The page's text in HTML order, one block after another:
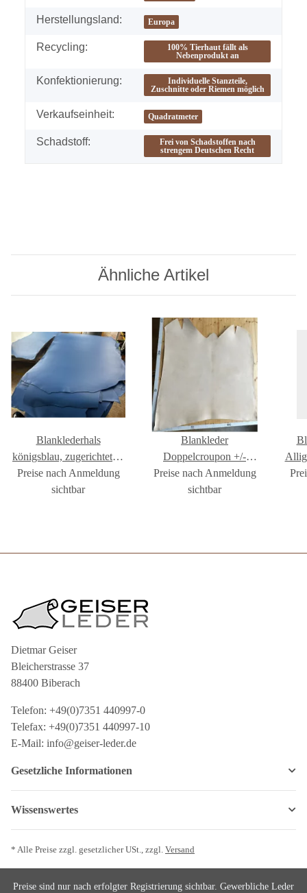
Herstellungsland: Europa
Recycling:
100% Tierhaut fällt als
Nebenprodukt an
Konfektionierung:
Individuelle Stanzteile,
Zuschnitte oder Riemen möglich
Verkaufseinheit: Quadratmeter
Schadstoff:
Frei von Schadstoffen nach
strengem Deutschen Recht
Ähnliche Artikel
Blanklederhals
königsblau, zugerichtet 2-
4mm
Preise nach Anmeldung
sichtbar
Blankleder
Doppelcroupon +/-
3,8mm, naturell
Preise nach Anmeldung
sichtbar
Dietmar Geiser
Bleicherstrasse 37
88400 Biberach
Telefon: +49(0)7351 440997-0
Telefax: +49(0)7351 440997-10
E-Mail: info@geiser-leder.de
Gesetzliche Informationen
Wissenswertes
* Alle Preise zzgl. gesetzlicher USt., zzgl. Versand
Preise sind nur nach erfolgter Registrierung sichtbar. Gewerbliche Leder